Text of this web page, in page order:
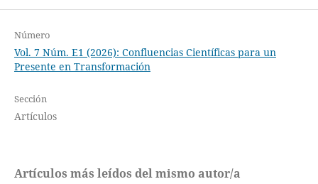
Número
Vol. 7 Núm. E1 (2026): Confluencias Científicas para un
Presente en Transformación
Sección
Artículos
Artículos más leídos del mismo autor/a